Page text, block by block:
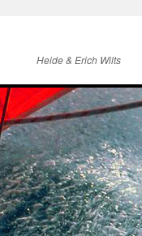
Heide & Erich Wilts